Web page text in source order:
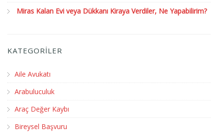
Miras Kalan Evi veya Dükkanı Kiraya Verdiler, Ne Yapabilirim?
KATEGORİLER
Aile Avukatı
Arabuluculuk
Araç Değer Kaybı
Bireysel Başvuru